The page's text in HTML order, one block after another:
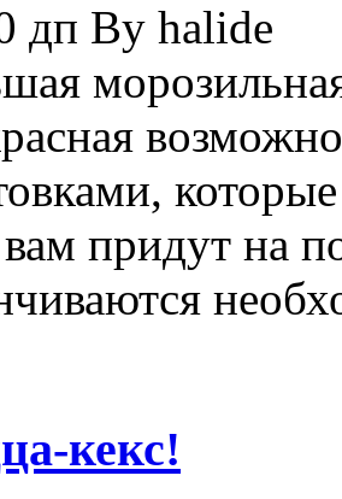
дп By halide
придут на
кекс!